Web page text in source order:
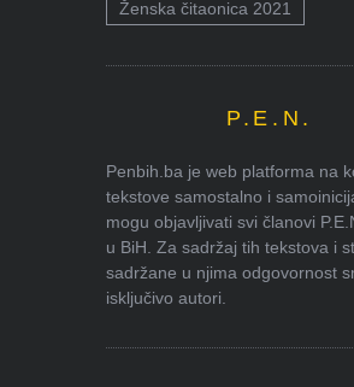
Ženska čitaonica 2021
P.E.N.
Penbih.ba je web platforma na
tekstove samostalno i
mogu objavljivati svi članovi
u BiH. Za sadržaj tih tekstova i
sadržane u njima odgovornost
isključivo autori.